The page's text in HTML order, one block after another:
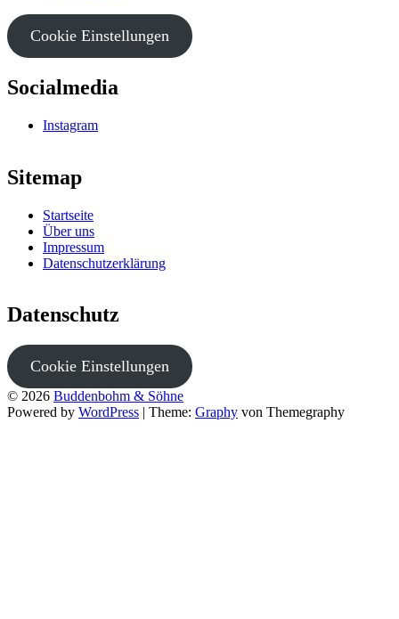
Cookie Einstellungen
Socialmedia
Instagram
Sitemap
Startseite
Über uns
Impressum
Datenschutzerklärung
Datenschutz
Cookie Einstellungen
© 2026 Buddenbohm & Söhne
Powered by WordPress | Theme: Graphy von Themegraphy